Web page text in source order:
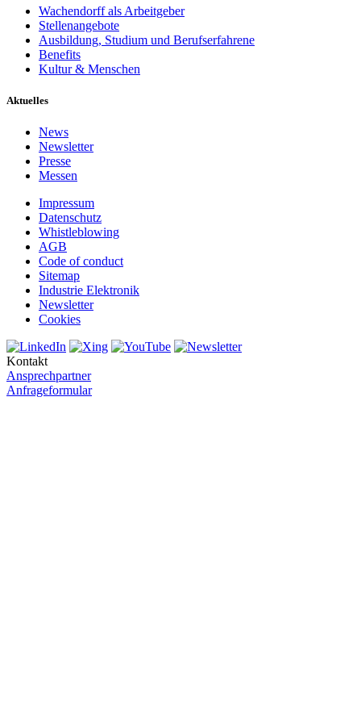
Wachendorff als Arbeitgeber
Stellenangebote
Ausbildung, Studium und Berufserfahrene
Benefits
Kultur & Menschen
Aktuelles
News
Newsletter
Presse
Messen
Impressum
Datenschutz
Whistleblowing
AGB
Code of conduct
Sitemap
Industrie Elektronik
Newsletter
Cookies
Kontakt
Ansprechpartner
Anfrageformular